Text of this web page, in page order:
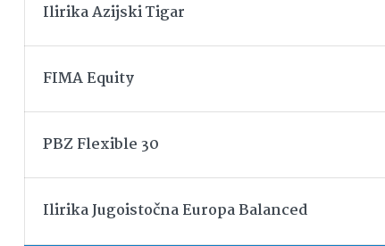
Ilirika Azijski Tigar
FIMA Equity
PBZ Flexible 30
Ilirika Jugoistočna Europa Balanced